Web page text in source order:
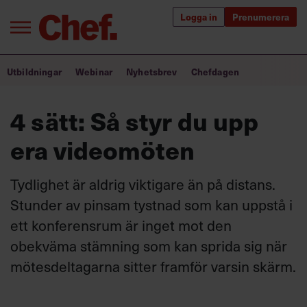
Logga in Prenumerera
Annonsera
Om oss
Bra ledare förändrar världen
Innehåll från Chef
Utbildning för ledare
Chefakademin+
Populära utbildningar
Utbildningar Webinar Nyhetsbrev Chefdagen
4 sätt: Så styr du upp
era videomöten
Tydlighet är aldrig viktigare än på distans.
Stunder av pinsam tystnad som kan uppstå i
ett konferensrum är inget mot den
obekväma stämning som kan sprida sig när
mötesdeltagarna sitter framför varsin skärm.